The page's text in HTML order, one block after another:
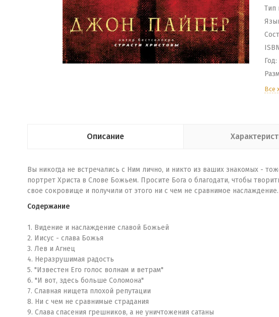
Тип
Год:
Все
Описание
Вы никогда не встречались с Ним лично, и никто из ваших знакомых -
портрет Христа в Слове Божьем. Просите Бога о благодати, чтобы
свое сокровище и получили от этого ни с чем не сравнимое наслаждение.
Содержание
1. Видение и наслаждение славой Божьей
2. Иисус - слава Божья
3. Лев и Агнец
4. Неразрушимая радость
5. "Известен Его голос волнам и ветрам"
6. "И вот, здесь больше Соломона"
7. Славная нищета плохой репутации
8. Ни с чем не сравнимые страдания
9. Слава спасения грешников, а не уничтожения сатаны